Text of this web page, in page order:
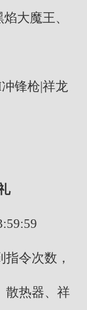
大魔王、
锋枪|祥龙
令次数，
散热器、祥